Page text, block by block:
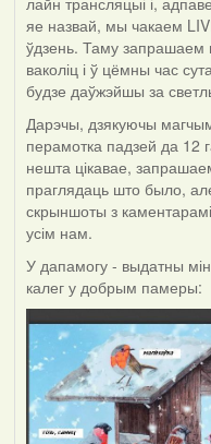
яе назвай, мы чакаем
ўдзень. Таму запрашаем
ваколіц і ў цёмны час
будзе даўжэйшы за
Дарэчы, дзякуючы
перамотка падзей да 12
нешта цікавае,
праглядаць што было,
скрыншоты з
усім нам.
У дапамогу - выдатны
калег у добрым памеры: